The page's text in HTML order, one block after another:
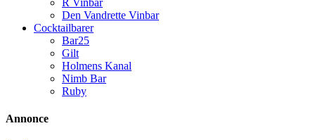
Den Vandrette Vinbar
Cocktailbarer
Bar25
Gilt
Holmens Kanal
Nimb Bar
Ruby
Annonce